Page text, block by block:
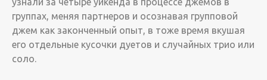
группах, меняя партнеров и осознавая групповой
джем как законченный опыт, в тоже время вкушая
его отдельные кусочки дуетов и случайных трио или
соло.